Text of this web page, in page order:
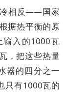
冷相反——国家
据热平衡的原
入的1000瓦
，把这些热量
器的四分之一
只有1000瓦的